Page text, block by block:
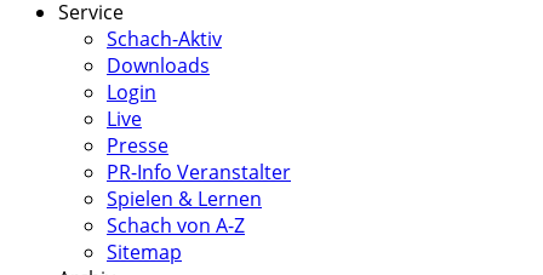
Service
Schach-Aktiv
Downloads
Login
Live
Presse
PR-Info Veranstalter
Spielen & Lernen
Schach von A-Z
Sitemap